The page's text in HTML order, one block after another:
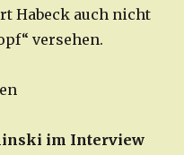
Habeck auch nicht
versehen.
im Interview